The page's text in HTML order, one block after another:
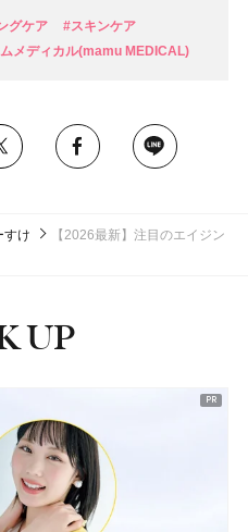
グケア
#スキンケア
メディカル(mamu MEDICAL)
すけ
【2026最新】注目のエイジン
UP